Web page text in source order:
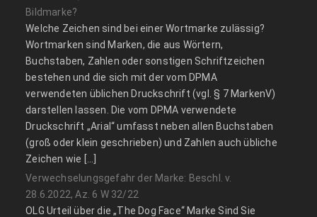
Bildmarke?
Welche Zeichen sind bei einer Wortmarke zulässig?
Wortmarken sind Marken, die aus Wörtern,
Buchstaben, Zahlen oder sonstigen Schriftzeichen
bestehen und die sich mit der vom DPMA
verwendeten üblichen Druckschrift (vgl. § 7 MarkenV)
darstellen lassen. Die vom DPMA verwendete
Druckschrift „Arial“ umfasst neben allen Buchstaben
(groß oder klein geschrieben) und Zahlen auch übliche
Zeichen wie […]
Verwechselungsgefahr der Marke: Beschl. v.
28.6.2022, Az. 6 W 32/22
OLG Urteil über die „The Dog Face“ Marke Sind Sie